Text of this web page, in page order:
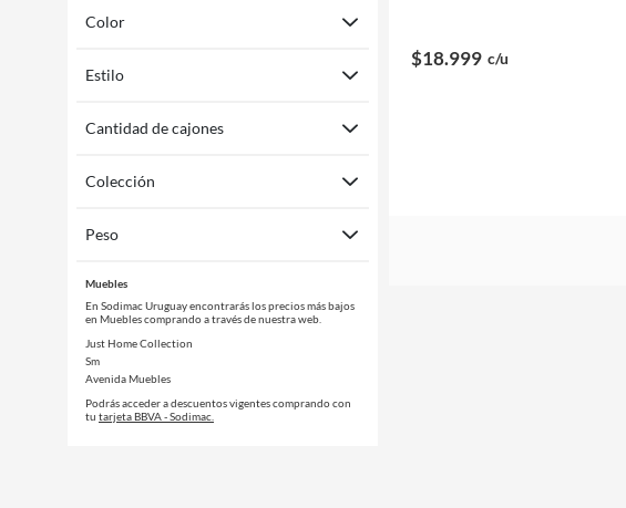
Color
Estilo
Cantidad de cajones
Colección
Peso
Muebles
En Sodimac Uruguay encontrarás los precios más bajos
en Muebles comprando a través de nuestra web.
Just Home Collection
Sm
Avenida Muebles
Podrás acceder a descuentos vigentes comprando con
tu tarjeta BBVA - Sodimac.
$18.999 c/u